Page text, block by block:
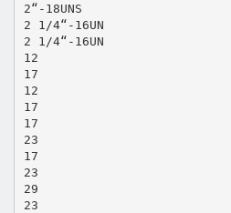
2“-18UNS
2 1/4“-16UN
2 1/4“-16UN
12
17
12
17
17
23
17
23
29
23